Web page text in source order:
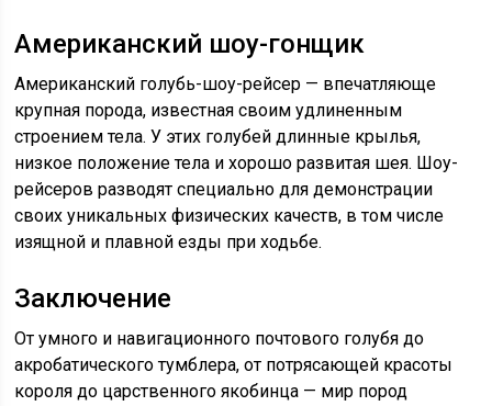
Американский шоу-гонщик
Американский голубь-шоу-рейсер — впечатляюще
крупная порода, известная своим удлиненным
строением тела. У этих голубей длинные крылья,
низкое положение тела и хорошо развитая шея. Шоу-
рейсеров разводят специально для демонстрации
своих уникальных физических качеств, в том числе
изящной и плавной езды при ходьбе.
Заключение
От умного и навигационного почтового голубя до
акробатического тумблера, от потрясающей красоты
короля до царственного якобинца — мир пород